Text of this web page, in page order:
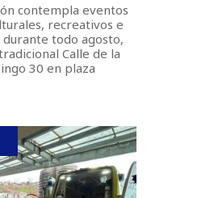
contempla eventos
recreativos e
todo agosto,
Calle de la
30 en plaza